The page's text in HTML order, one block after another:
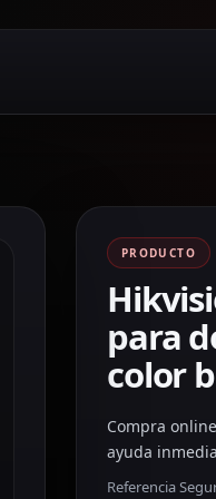
PRODUCTO
para
color
Compra
ayuda
Referencia